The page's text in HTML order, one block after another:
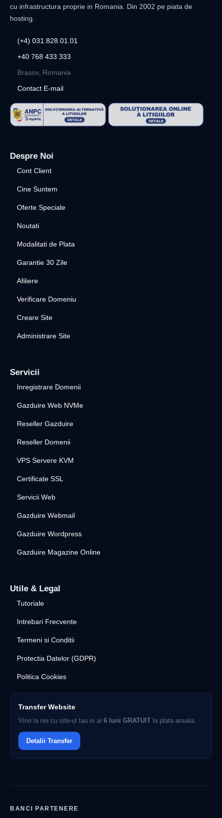
cu infrastructura proprie in Romania. Din 2002 pe piata de
hosting.
(+4) 031.828.01.01
+40 768 433 333
Brasov, Romania
Contact E-mail
Despre Noi
Cont Client
Cine Suntem
Oferte Speciale
Noutati
Modalitati de Plata
Garantie 30 Zile
Afiliere
Verificare Domeniu
Creare Site
Administrare Site
Servicii
Inregistrare Domenii
Gazduire Web NVMe
Reseller Gazduire
Reseller Domenii
VPS Servere KVM
Certificate SSL
Servicii Web
Gazduire Webmail
Gazduire Wordpress
Gazduire Magazine Online
Utile & Legal
Tutoriale
Intrebari Frecvente
Termeni si Conditii
Protectia Datelor (GDPR)
Politica Cookies
Transfer Website
Vino la noi cu site-ul tau si ai 6 luni GRATUIT la plata anuala.
Detalii Transfer
BANCI PARTENERE